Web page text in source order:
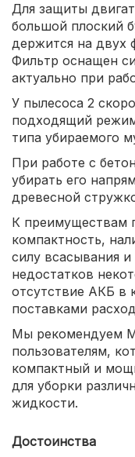
Для защиты
большой плоский
держится на двух
Фильтр оснащен
актуально при
У пылесоса 2
подходящий
типа убираемого
При работе с
убирать его
древесной
К преимуществам
компактность,
силу всасывания
недостатков
отсутствие АКБ в
поставками
Мы рекомендуем
пользователям,
компактный и
для уборки
жидкости.
Достоинства